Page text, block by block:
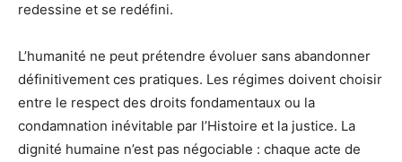
redessine et se redéfini.
L’humanité ne peut prétendre évoluer sans abandonner
définitivement ces pratiques. Les régimes doivent choisir
entre le respect des droits fondamentaux ou la
condamnation inévitable par l’Histoire et la justice. La
dignité humaine n’est pas négociable : chaque acte de